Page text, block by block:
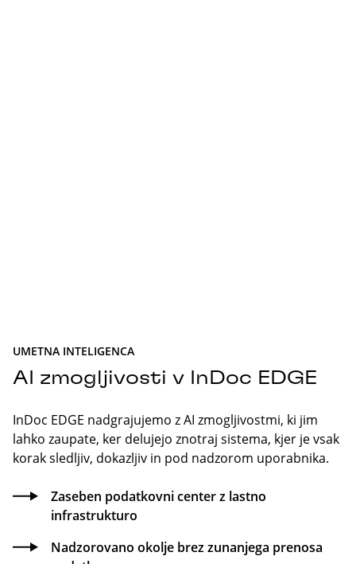
UMETNA INTELIGENCA
AI zmogljivosti v InDoc EDGE
InDoc EDGE nadgrajujemo z AI zmogljivostmi, ki jim
lahko zaupate, ker delujejo znotraj sistema, kjer je vsak
korak sledljiv, dokazljiv in pod nadzorom uporabnika.
Zaseben podatkovni center z lastno
infrastrukturo
Nadzorovano okolje brez zunanjega prenosa